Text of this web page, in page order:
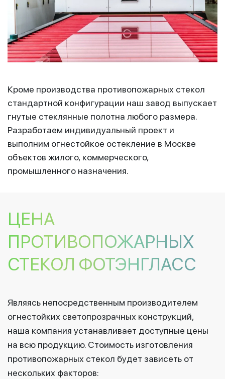
Кроме производства противопожарных стекол
стандартной конфигурации наш завод выпускает
гнутые стеклянные полотна любого размера.
Разработаем индивидуальный проект и
выполним огнестойкое остекление в Москве
объектов жилого, коммерческого,
промышленного назначения.
ЦЕНА
ПРОТИВОПОЖАРНЫХ
СТЕКОЛ ФОТЭНГЛАСС
Являясь непосредственным производителем
огнестойких светопрозрачных конструкций,
наша компания устанавливает доступные цены
на всю продукцию. Стоимость изготовления
противопожарных стекол будет зависеть от
нескольких факторов: